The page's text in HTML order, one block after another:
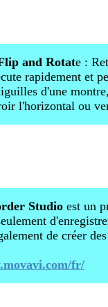
and Rotate :
rapidement et
d'une
l'horizontal ou
Studioest un
de créer
fr/